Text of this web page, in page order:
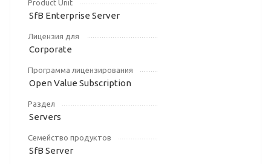
Product Unit
SfB Enterprise Server
Лицензия для
Corporate
Программа лицензирования
Open Value Subscription
Раздел
Servers
Семейство продуктов
SfB Server